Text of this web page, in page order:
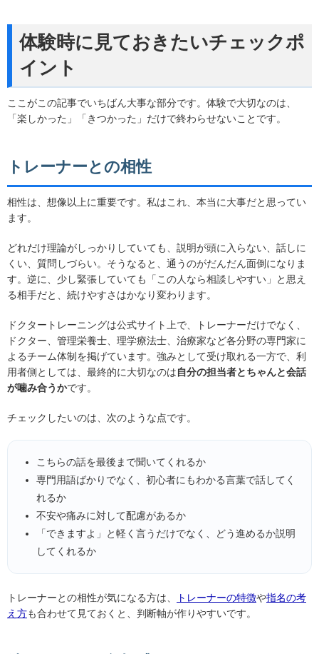
イント
ここがこの記事でいちばん大事な部分です。体験で大切なのは、
相性は、想像以上に重要です。私はこれ、本当に大事だと思ってい
どれだけ理論がしっかりしていても、説明が頭に入らない、話しに
くい、質問しづらい。そうなると、通うのがだんだん面倒になりま
す。逆に、少し緊張していても「この人なら相談しやすい」と思え
る相手だと、続けやすさはかなり変わります。
ドクタートレーニングは公式サイト上で、トレーナーだけでなく、
ドクター、管理栄養士、理学療法士、治療家など各分野の専門家に
よるチーム体制を掲げています。強みとして受け取れる一方で、利
用者側としては、最終的に大切なのは 自分の担当者とちゃんと会話
が噛み合うかです。
チェックしたいのは、次のような点です。
こちらの話を最後まで聞いてくれるか
専門用語ばかりでなく、初心者にもわかる言葉で話してく
れるか
不安や痛みに対して配慮があるか
「できますよ」と軽く言うだけでなく、どう進めるか説明
してくれるか
え方も合わせて見ておくと、判断軸が作りやすいです。